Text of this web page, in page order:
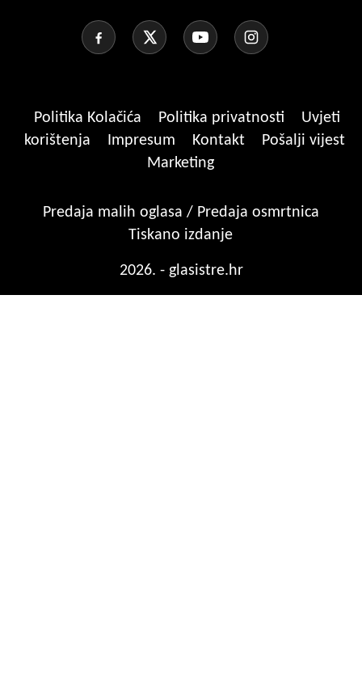
Politika Kolačića Politika privatnosti
Uvjeti
korištenja
Impresum Kontakt
Pošalji vijest
Marketing
Predaja malih oglasa / Predaja osmrtnica
Tiskano izdanje
2026. - glasistre.hr